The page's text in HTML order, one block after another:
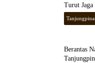
Turut Jaga
Berantas